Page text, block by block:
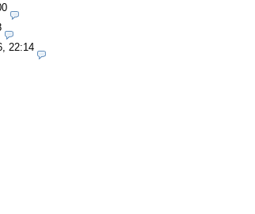
22:14